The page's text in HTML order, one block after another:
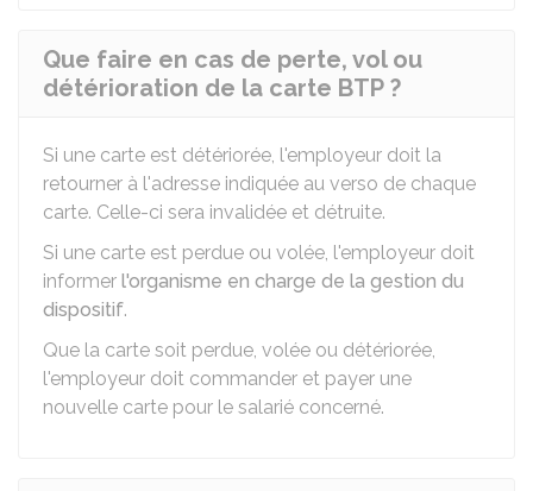
Que faire en cas de perte, vol ou
détérioration de la carte BTP ?
Si une carte est détériorée, l'employeur doit la
retourner à l'adresse indiquée au verso de chaque
carte. Celle-ci sera invalidée et détruite.
Si une carte est perdue ou volée, l'employeur doit
informer l'organisme en charge de la gestion du
dispositif.
Que la carte soit perdue, volée ou détériorée,
l'employeur doit commander et payer une
nouvelle carte pour le salarié concerné.